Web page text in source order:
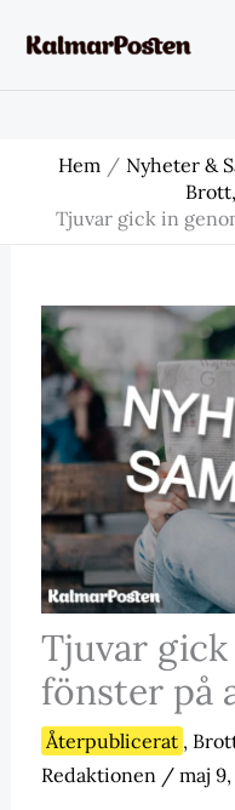
Hem Nyheter &
Tjuvar gick in
Tjuvar
fönster på
Återpublicerat ,
Redaktionen / maj 9,